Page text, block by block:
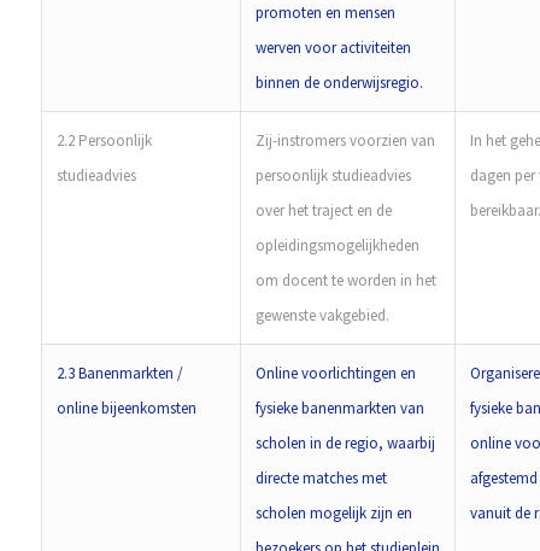
promoten en mensen
werven voor activiteiten
binnen de onderwijsregio.
2.2 Persoonlijk
studieadvies
Zij-instromers voorzien van
persoonlijk studieadvies
over het traject en de
opleidingsmogelijkheden
om docent te worden in het
gewenste vakgebied.
In het
dagen per
bereikbaar.
2.3 Banenmarkten /
online bijeenkomsten
Online voorlichtingen en
fysieke banenmarkten van
scholen in de regio, waarbij
directe matches met
scholen mogelijk zijn en
fysieke
online
vanuit de